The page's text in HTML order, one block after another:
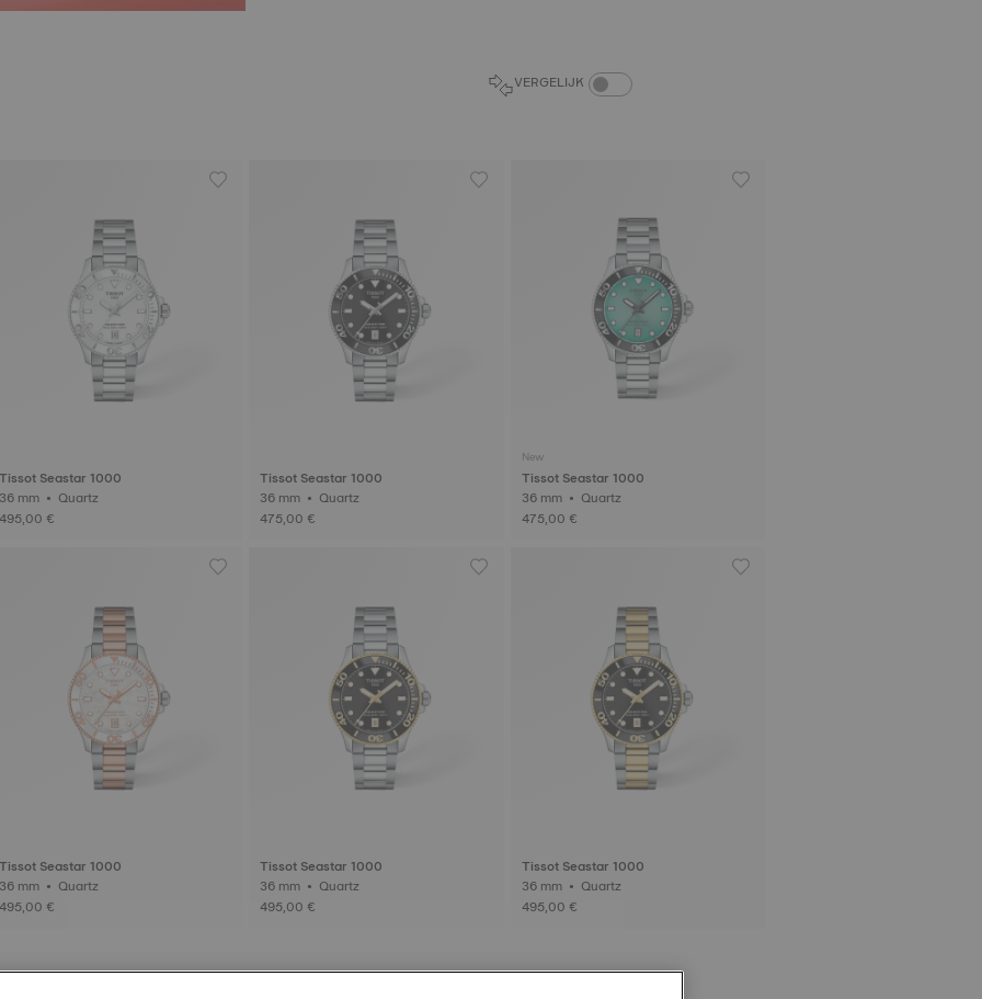
VERGELIJK PRODUCTEN VERGELIJKEN (SCHAKELAAR)
Tissot Seastar 1000
36 mm • Quartz
495,00 €
Tissot Seastar 1000
36 mm • Quartz
475,00 €
New
Tissot Seastar 1000
36 mm • Quartz
475,00 €
Tissot Seastar 1000
36 mm • Quartz
495,00 €
Tissot Seastar 1000
36 mm • Quartz
495,00 €
Tissot Seastar 1000
36 mm • Quartz
495,00 €